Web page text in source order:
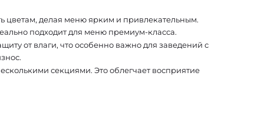
цветам, делая меню ярким и привлекательным.
подходит для меню премиум-класса.
от влаги, что особенно важно для заведений с
секциями. Это облегчает восприятие